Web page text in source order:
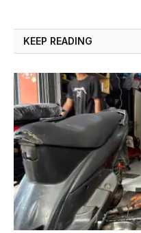
KEEP READING